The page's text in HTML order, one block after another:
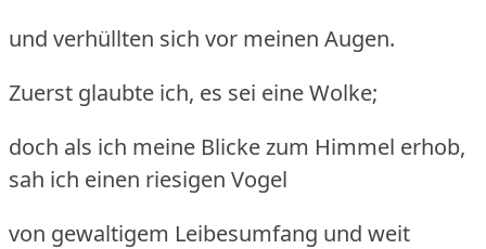
und verhüllten sich vor meinen Augen.
Zuerst glaubte ich, es sei eine Wolke;
doch als ich meine Blicke zum Himmel erhob,
sah ich einen riesigen Vogel
von gewaltigem Leibesumfang und weit